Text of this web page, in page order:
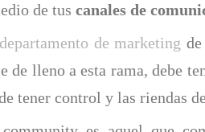
de tuscanales de
departamento de marketing
de lleno a esta rama, debe
tener control y las riendas